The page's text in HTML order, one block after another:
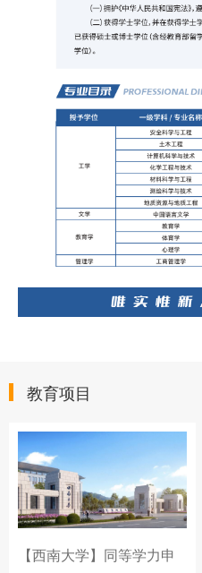
教育项目
【西南大学】同等学力申